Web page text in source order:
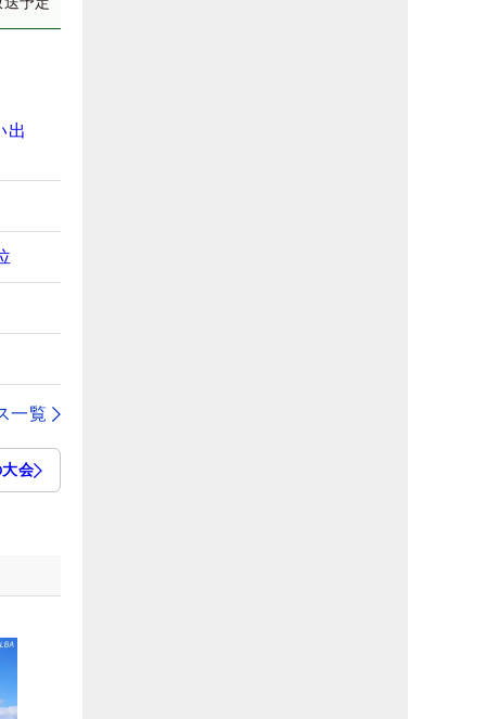
出
一覧
会